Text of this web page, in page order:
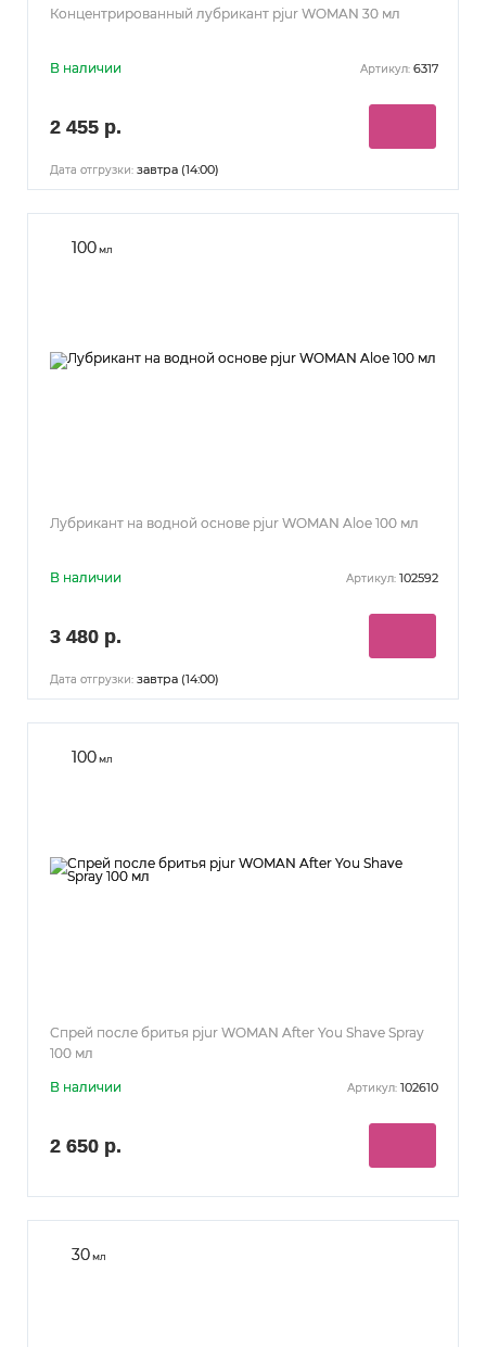
Концентрированный лубрикант pjur WOMAN 30 мл
В наличии Артикул: 6317
2 455 р.
Дата отгрузки: завтра (14:00)
100мл
Лубрикант на водной основе pjur WOMAN Aloe 100 мл
В наличии Артикул: 102592
3 480 р.
Дата отгрузки: завтра (14:00)
100мл
Спрей после бритья pjur WOMAN After You Shave Spray
100 мл
В наличии Артикул: 102610
2 650 р.
30мл